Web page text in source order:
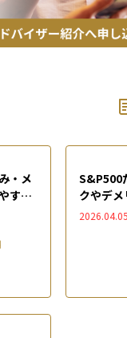
・メ
すく
S&P500
クやデ
しく活